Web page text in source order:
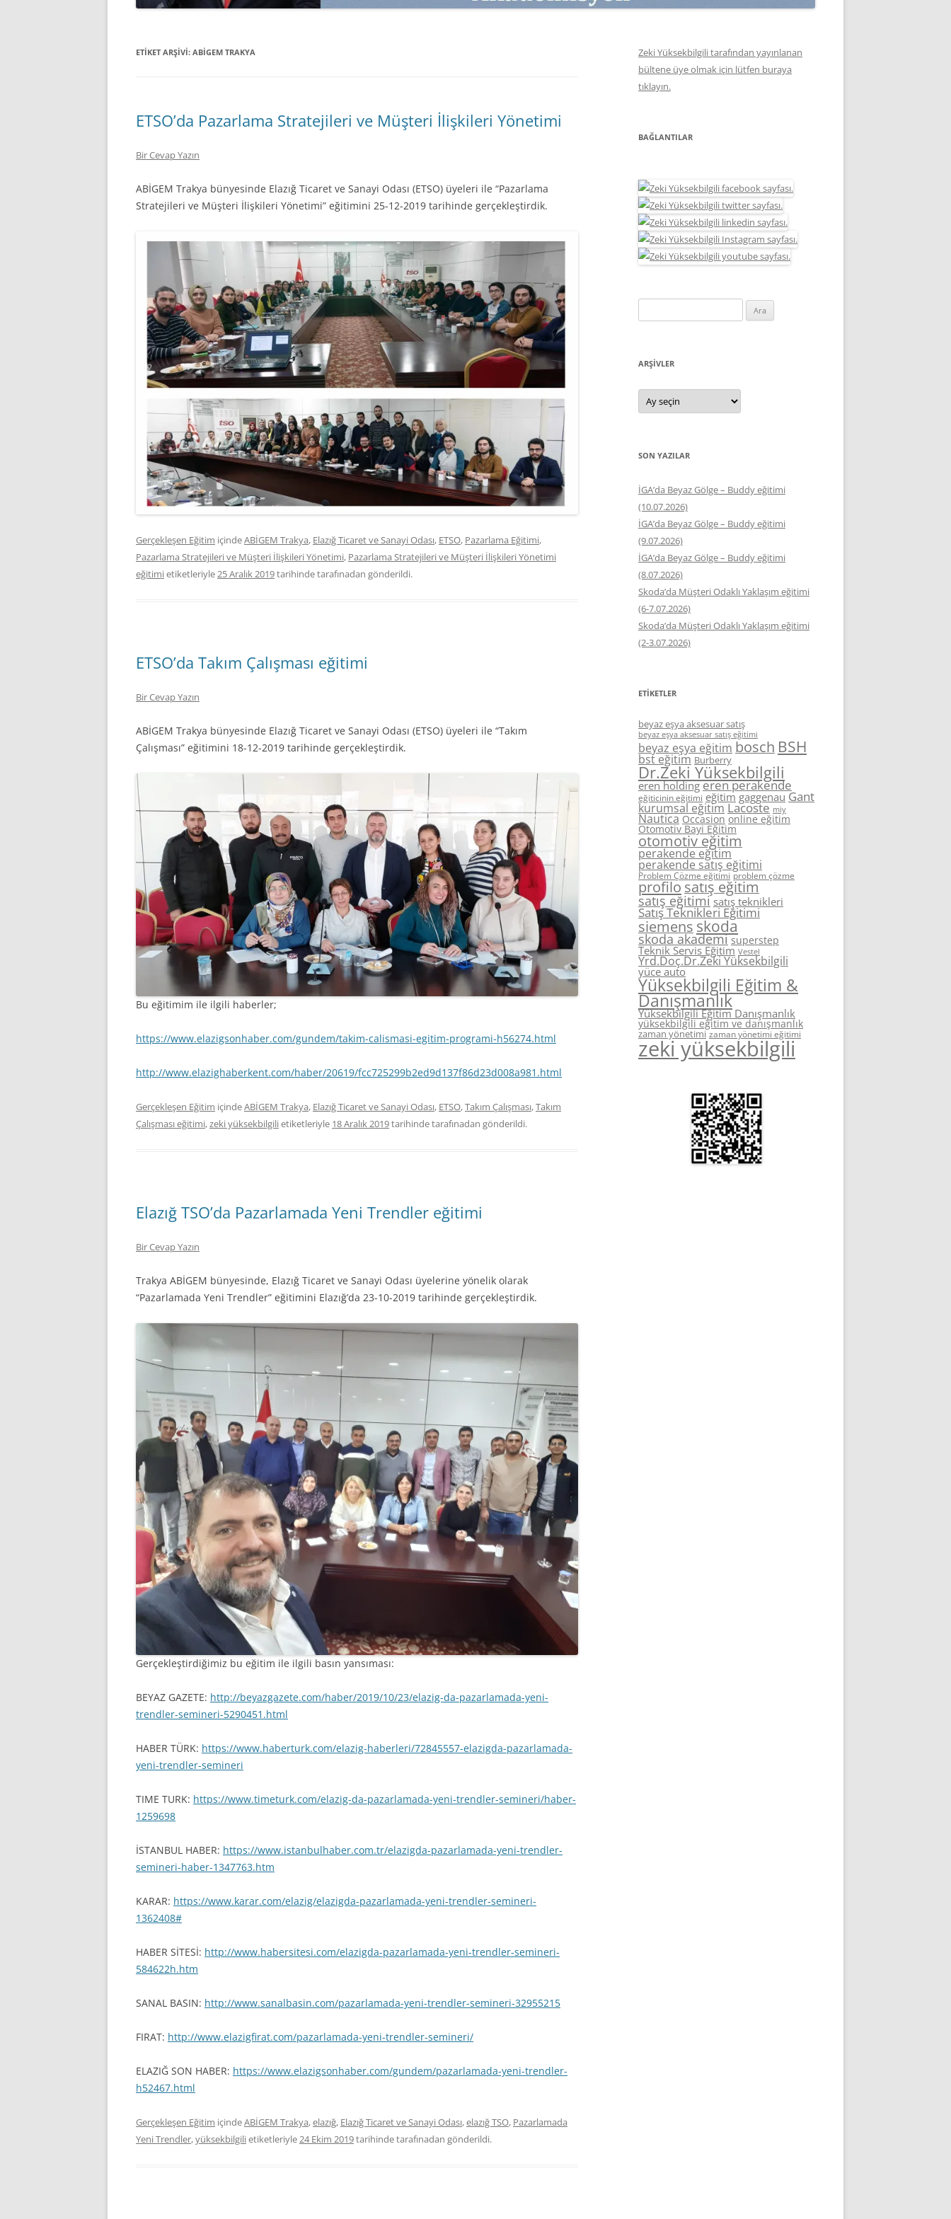
HIZLI MODA TÜKETICILERININ
PAZARLAMADA YENI USTALIK
PAZARLAMA MUCIZE DEĞILDIR
SATMAK
ETIKET ARŞIVI: ABİGEM TRAKYA
ETSO’da Pazarlama Stratejileri ve Müşteri İlişkileri Yönetimi
Bir Cevap Yazın
ABİGEM Trakya bünyesinde Elazığ Ticaret ve Sanayi Odası (ETSO) üyeleri ile “Pazarlama
Stratejileri ve Müşteri İlişkileri Yönetimi” eğitimini 25-12-2019 tarihinde gerçekleştirdik.
Gerçekleşen Eğitim içindeABİGEM Trakya, Elazığ Ticaret ve Sanayi Odası, ETSO, Pazarlama Eğitimi,
Pazarlama Stratejileri ve Müşteri İlişkileri Yönetimi, Pazarlama Stratejileri ve Müşteri İlişkileri Yönetimi
eğitimietiketleriyle25 Aralık 2019tarihindetarafınadan gönderildi.
ETSO’da Takım Çalışması eğitimi
Bir Cevap Yazın
ABİGEM Trakya bünyesinde Elazığ Ticaret ve Sanayi Odası (ETSO) üyeleri ile “Takım
Çalışması” eğitimini 18-12-2019 tarihinde gerçekleştirdik.
Bu eğitimim ile ilgili haberler;
https://www.elazigsonhaber.com/gundem/takim-calismasi-egitim-programi-h56274.html
http://www.elazighaberkent.com/haber/20619/fcc725299b2ed9d137f86d23d008a981.html
Gerçekleşen Eğitim içindeABİGEM Trakya, Elazığ Ticaret ve Sanayi Odası, ETSO,Takım Çalışması,Takım
Çalışması eğitimi,zeki yüksekbilgilietiketleriyle 18 Aralık 2019tarihindetarafınadan gönderildi.
Elazığ TSO’da Pazarlamada Yeni Trendler eğitimi
Bir Cevap Yazın
Trakya ABİGEM bünyesinde, Elazığ Ticaret ve Sanayi Odası üyelerine yönelik olarak
“Pazarlamada Yeni Trendler” eğitimini Elazığ’da 23-10-2019 tarihinde gerçekleştirdik.
Gerçekleştirdiğimiz bu eğitim ile ilgili basın yansıması:
BEYAZ GAZETE: http://beyazgazete.com/haber/2019/10/23/elazig-da-pazarlamada-yeni-
trendler-semineri-5290451.html
HABER TÜRK: https://www.haberturk.com/elazig-haberleri/72845557-elazigda-pazarlamada-
yeni-trendler-semineri
TIME TURK: https://www.timeturk.com/elazig-da-pazarlamada-yeni-trendler-semineri/haber-
1259698
İSTANBUL HABER: https://www.istanbulhaber.com.tr/elazigda-pazarlamada-yeni-trendler-
semineri-haber-1347763.htm
KARAR: https://www.karar.com/elazig/elazigda-pazarlamada-yeni-trendler-semineri-
1362408#
HABER SİTESİ: http://www.habersitesi.com/elazigda-pazarlamada-yeni-trendler-semineri-
584622h.htm
SANAL BASIN: http://www.sanalbasin.com/pazarlamada-yeni-trendler-semineri-32955215
FIRAT: http://www.elazigfirat.com/pazarlamada-yeni-trendler-semineri/
ELAZIĞ SON HABER: https://www.elazigsonhaber.com/gundem/pazarlamada-yeni-trendler-
h52467.html
Gerçekleşen Eğitim içindeABİGEM Trakya,elazığ, Elazığ Ticaret ve Sanayi Odası,elazığ TSO, Pazarlamada
Yeni Trendler,yüksekbilgilietiketleriyle24 Ekim 2019tarihindetarafınadan gönderildi.
Zeki Yüksekbilgili tarafından yayınlanan
bültene üye olmak için lütfen buraya
tıklayın.
BAĞLANTILAR
ARŞIVLER
Arşivler
SON YAZILAR
İGA’da Beyaz Gölge – Buddy eğitimi
(10.07.2026)
İGA’da Beyaz Gölge – Buddy eğitimi
(9.07.2026)
İGA’da Beyaz Gölge – Buddy eğitimi
(8.07.2026)
Skoda’da Müşteri Odaklı Yaklaşım eğitimi
(6-7.07.2026)
Skoda’da Müşteri Odaklı Yaklaşım eğitimi
(2-3.07.2026)
ETIKETLER
beyaz eşya aksesuar satış
beyaz eşya aksesuar satış eğitimi
beyaz eşya eğitim bosch BSH
bst eğitim Burberry
Dr.Zeki Yüksekbilgili
eren holding eren perakende
eğiticinin eğitimi eğitim gaggenau Gant
kurumsal eğitim Lacoste miy
Nautica Occasion online eğitim
Otomotiv Bayi Eğitim
otomotiv eğitim
perakende eğitim
perakende satış eğitimi
Problem Çözme eğitimi problem çözme
profilo satış eğitim
satış eğitimi satış teknikleri
Satış Teknikleri Eğitimi
siemens skoda
skoda akademi superstep
Teknik Servis Eğitim Vestel
Yrd.Doç.Dr.Zeki Yüksekbilgili
yüce auto
Yüksekbilgili Eğitim &
Danışmanlık
Yüksekbilgili Eğitim Danışmanlık
yüksekbilgili eğitim ve danışmanlık
zaman yönetimi zaman yönetimi eğitimi
zeki yüksekbilgili